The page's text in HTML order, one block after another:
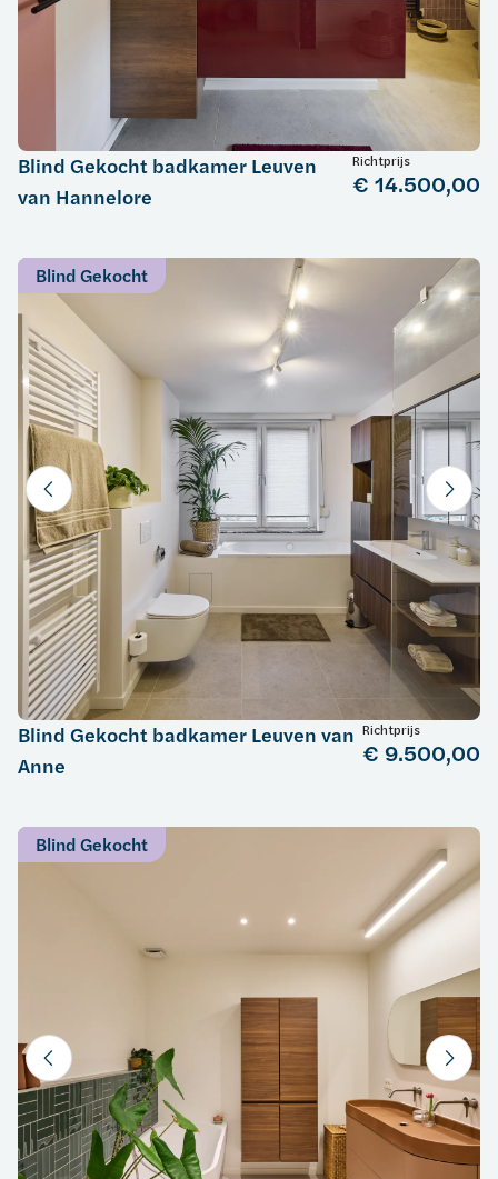
Blind Gekocht badkamer Leuven
van Hannelore
Richtprijs
€ 14.500,00
Blind Gekocht
Blind Gekocht badkamer Leuven van
Anne
Richtprijs
€ 9.500,00
Blind Gekocht